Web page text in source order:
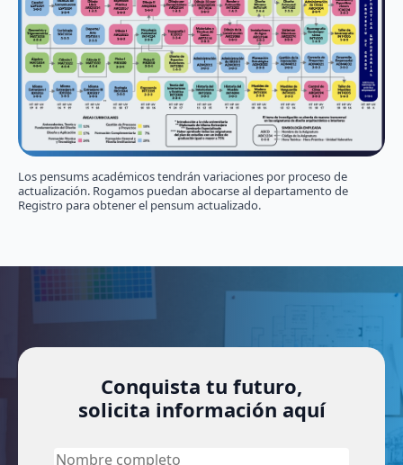
Los pensums académicos tendrán variaciones por proceso de
actualización. Rogamos puedan abocarse al departamento de
Registro para obtener el pensum actualizado.
Conquista tu futuro,
solicita información aquí